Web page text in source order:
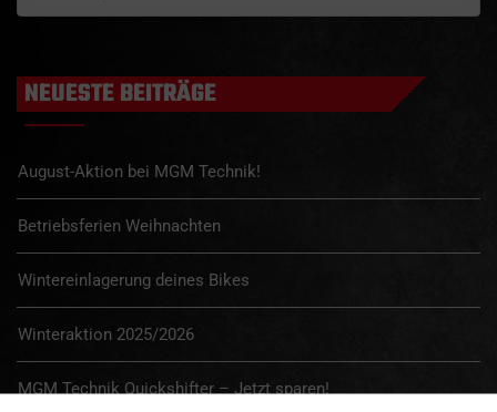
NEUESTE BEITRÄGE
August-Aktion bei MGM Technik!
Betriebsferien Weihnachten
Wintereinlagerung deines Bikes
Winteraktion 2025/2026
MGM Technik Quickshifter – Jetzt sparen!